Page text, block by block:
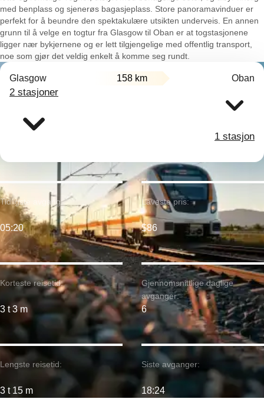
med benplass og sjenerøs bagasjeplass. Store panoramavinduer er
perfekt for å beundre den spektakulære utsikten underveis. En annen
grunn til å velge en togtur fra Glasgow til Oban er at togstasjonene
ligger nær bykjernene og er lett tilgjengelige med offentlig transport,
noe som gjør det veldig enkelt å komme seg rundt.
Glasgow 158 km Oban
2 stasjoner
1 stasjon
Korteste reisetid:
3 t 3 m
Tidligste avgang:
05:20
Lengste reisetid:
3 t 15 m
Laveste pris:
$86
Gjennomsnittlige daglige
avganger:
6
Siste avganger:
18:24